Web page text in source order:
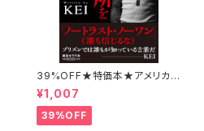
39%OFF★特価本★アメリカ極
悪刑務所を生き抜いた日本人 改
訂版 KEI
¥1,007
39%OFF